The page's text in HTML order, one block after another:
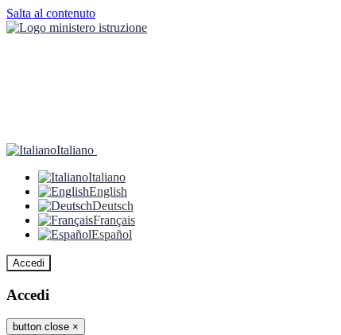
Salta al contenuto
Italiano
Italiano
English
Deutsch
Français
Español
Accedi
Accedi
button close ×